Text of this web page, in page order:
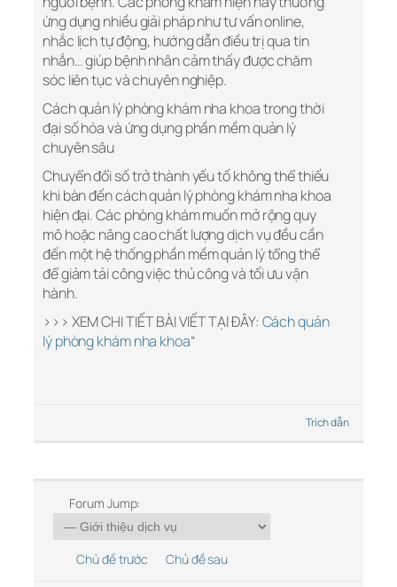
ứng dụng nhiều giải pháp như tư vấn online,
nhắc lịch tự động, hướng dẫn điều trị qua tin
nhắn… giúp bệnh nhân cảm thấy được chăm
sóc liên tục và chuyên nghiệp.
Cách quản lý phòng khám nha khoa trong thời
đại số hóa và ứng dụng phần mềm quản lý
chuyên sâu
Chuyển đổi số trở thành yếu tố không thể thiếu
khi bàn đến cách quản lý phòng khám nha khoa
hiện đại. Các phòng khám muốn mở rộng quy
mô hoặc nâng cao chất lượng dịch vụ đều cần
đến một hệ thống phần mềm quản lý tổng thể
để giảm tải công việc thủ công và tối ưu vận
hành.
>>> XEM CHI TIẾT BÀI VIẾT TẠI ĐÂY: Cách quản
lý phòng khám nha khoa“
Trích dẫn
Forum Jump:
Chủ đề trước Chủ đề sau